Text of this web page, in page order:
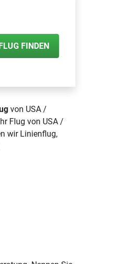
FINDEN
von USA /
Flug von USA /
wir Linienflug,